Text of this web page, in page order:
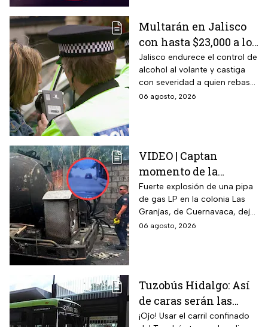
Multarán en Jalisco
con hasta $23,000 a los
conductores que
superen este límite en
la prueba de
alcoholemia
Jalisco endurece el control de
alcohol al volante y castiga
con severidad a quien rebase
el nuevo límite de sangre o
06 agosto, 2026
VIDEO | Captan
momento de la
explosión de pipa de
gas en Cuernavaca:
¡Imágenes sensibles!
Fuerte explosión de una pipa
de gas LP en la colonia Las
Granjas, de Cuernavaca, dejó
21 heridos y causó pánico
06 agosto, 2026
Tuzobús Hidalgo: Así
de caras serán las
MULTAS por invadir
¡Ojo! Usar el carril confinado